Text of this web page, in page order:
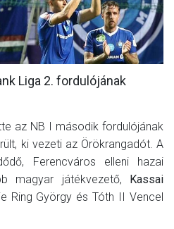
KLUB
Liga 2. fordulójának
az NB I második fordulójának
ki vezeti az Örökrangadót. A
Ferencváros elleni hazai
magyar játékvezető, Kassai
Ring György és Tóth II Vencel